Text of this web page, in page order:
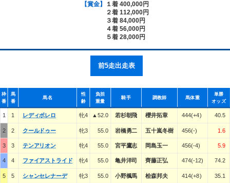
【賞金】
１着 400,000円
２着 112,000円
３着 84,000円
４着 56,000円
５着 28,000円
前5走出走表
枠
番
馬
番
馬名
性
齢
負担
重量
騎手 調教師 馬体重
単勝
オッズ
1 1 レディボレロ 牝4 ▲52.0 若杉朝飛 櫻井拓章 444(+4) 40.5
2 2 クールドゥー 牝3 55.0 岩橋勇二 五十嵐冬樹 456(-) 1.6
3 3 テンアリオン 牝4 55.0 宮平鷹志 岡島玉一 456(-4) 5.9
4 4 ファイアストライド 牝4 55.0 亀井洋司 齊藤正弘 474(-12) 74.2
5 5 シャンセレナーデ 牝3 55.0 小野楓馬 桧森邦夫 414(+8) 35.1